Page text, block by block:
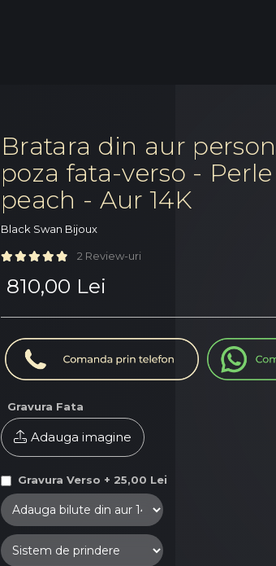
Bratara din aur
poza fata-verso -
peach - Aur 14K
Black Swan Bijoux
2 Review-uri
810,00 Lei
Gravura Fata
Adauga imagine
Gravura Verso + 25,00 Lei